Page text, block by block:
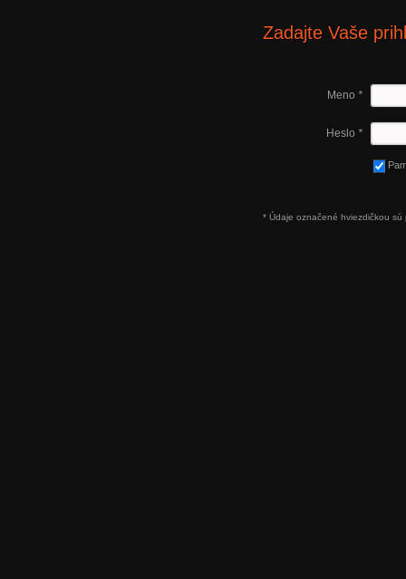
Zadajte Vaše
Meno *
Heslo *
* Údaje označené hviezdičkou sú